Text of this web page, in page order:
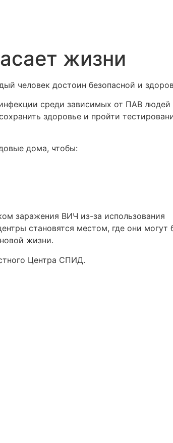
жизни
человек достоин безопасной и
среди зависимых от ПАВ людей
здоровье и пройти
дома, чтобы:
заражения ВИЧ из-за использования
становятся местом, где они могут
жизни.
Центра СПИД.